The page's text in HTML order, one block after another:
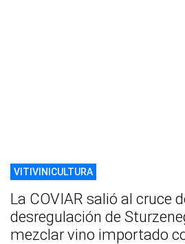
VITIVINICULTURA
La COVIAR salió al cruce
desregulación de
mezclar vino importado